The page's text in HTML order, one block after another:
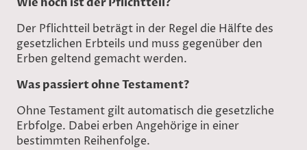
Wie hoch ist der Pflichtteil?
Der Pflichtteil beträgt in der Regel die Hälfte des
gesetzlichen Erbteils und muss gegenüber den
Erben geltend gemacht werden.
Was passiert ohne Testament?
Ohne Testament gilt automatisch die gesetzliche
Erbfolge. Dabei erben Angehörige in einer
bestimmten Reihenfolge.